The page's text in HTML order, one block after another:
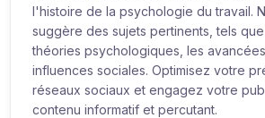
l'histoire de la psychologie du travail.
suggère des sujets pertinents, tels
théories psychologiques, les
influences sociales. Optimisez votre
réseaux sociaux et engagez votre
contenu informatif et percutant.